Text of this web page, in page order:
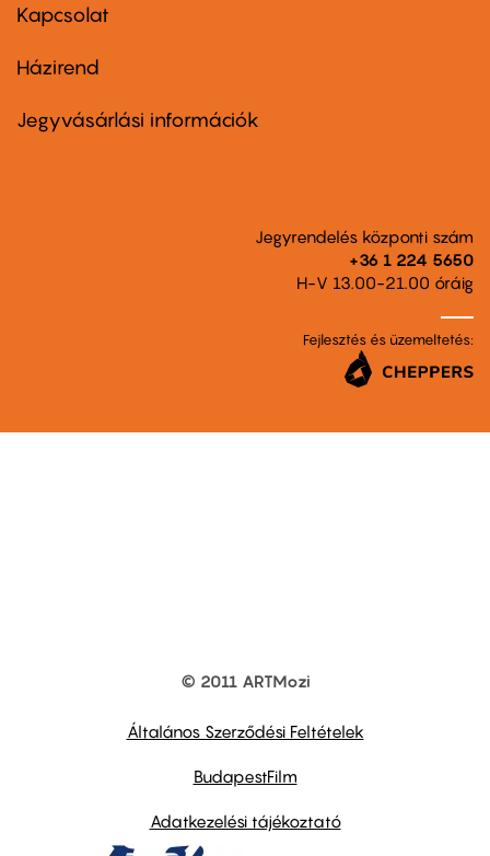
firstKapcsolat
Footer
second
Házirend
Jegyvásárlási információk
Jegyrendelés központi szám
+36 1 224 5650
H-V 13.00-21.00 óráig
Fejlesztés és üzemeltetés:
© 2011 ARTMozi
Általános Szerződési Feltételek
BudapestFilm
Adatkezelési tájékoztató